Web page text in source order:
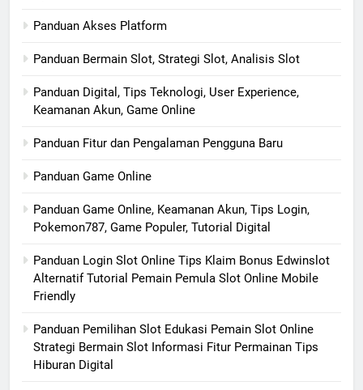
Panduan Akses Platform
Panduan Bermain Slot, Strategi Slot, Analisis Slot
Panduan Digital, Tips Teknologi, User Experience,
Keamanan Akun, Game Online
Panduan Fitur dan Pengalaman Pengguna Baru
Panduan Game Online
Panduan Game Online, Keamanan Akun, Tips Login,
Pokemon787, Game Populer, Tutorial Digital
Panduan Login Slot Online Tips Klaim Bonus Edwinslot
Alternatif Tutorial Pemain Pemula Slot Online Mobile
Friendly
Panduan Pemilihan Slot Edukasi Pemain Slot Online
Strategi Bermain Slot Informasi Fitur Permainan Tips
Hiburan Digital